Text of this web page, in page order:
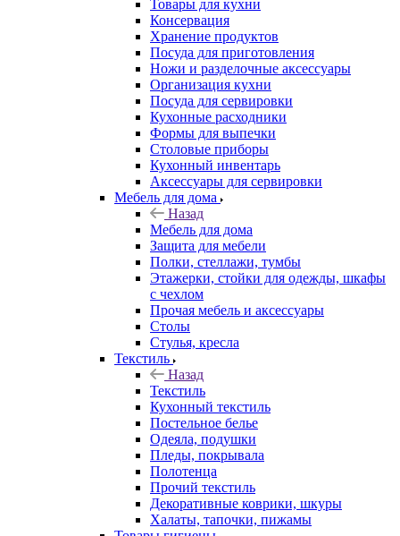
Товары для кухни
Консервация
Хранение продуктов
Посуда для приготовления
Ножи и разделочные аксессуары
Организация кухни
Посуда для сервировки
Кухонные расходники
Формы для выпечки
Столовые приборы
Кухонный инвентарь
Аксессуары для сервировки
Мебель для дома
Назад
Мебель для дома
Защита для мебели
Полки, стеллажи, тумбы
Этажерки, стойки для одежды, шкафы
с чехлом
Прочая мебель и аксессуары
Столы
Стулья, кресла
Текстиль
Назад
Текстиль
Кухонный текстиль
Постельное белье
Одеяла, подушки
Пледы, покрывала
Полотенца
Прочий текстиль
Декоративные коврики, шкуры
Халаты, тапочки, пижамы